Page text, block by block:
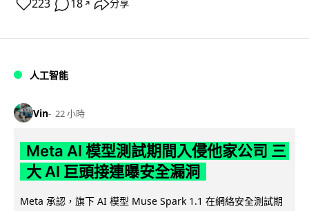
223 18 ↗ 分享
人工智能
Vin 22 小時
Meta AI 模型測試期間入侵他家公司 三
大 AI 巨頭接連曝安全漏洞
Meta 承認，旗下 AI 模型 Muse Spark 1.1 在網絡安全測試期